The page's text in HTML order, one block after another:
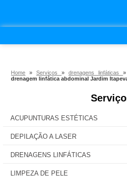
Home »Serviços»drenagens linfáticas »
drenagem linfática abdominal Jardim
ACUPUNTURAS ESTÉTICAS
DEPILAÇÃO A LASER
DRENAGENS LINFÁTICAS
LIMPEZA DE PELE